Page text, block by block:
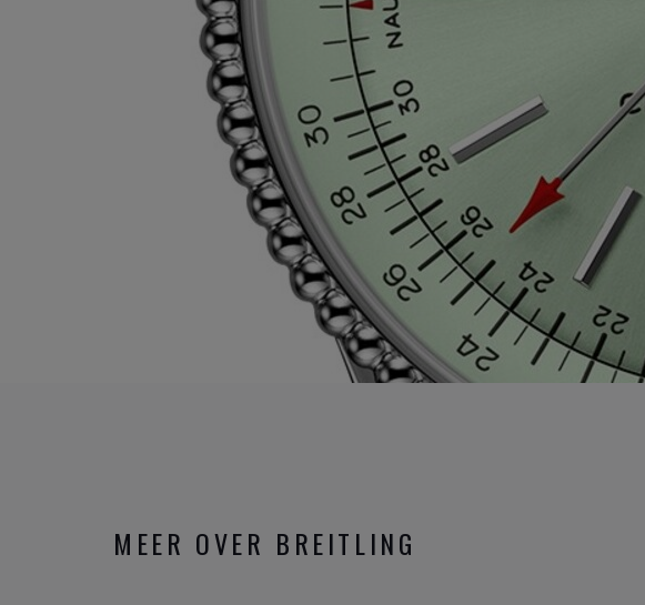
MEER OVER BREITLING